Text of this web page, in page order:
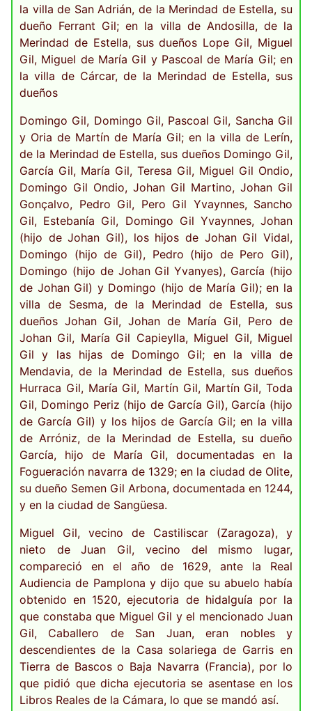
la villa de San Adrián, de la Merindad de Estella, su
dueño Ferrant Gil; en la villa de Andosilla, de la
Merindad de Estella, sus dueños Lope Gil, Miguel
Gil, Miguel de María Gil y Pascoal de María Gil; en
la villa de Cárcar, de la Merindad de Estella, sus
dueños
Domingo Gil, Domingo Gil, Pascoal Gil, Sancha Gil
y Oria de Martín de María Gil; en la villa de Lerín,
de la Merindad de Estella, sus dueños Domingo Gil,
García Gil, María Gil, Teresa Gil, Miguel Gil Ondio,
Domingo Gil Ondio, Johan Gil Martino, Johan Gil
Gonçalvo, Pedro Gil, Pero Gil Yvaynnes, Sancho
Gil, Estebanía Gil, Domingo Gil Yvaynnes, Johan
(hijo de Johan Gil), los hijos de Johan Gil Vidal,
Domingo (hijo de Gil), Pedro (hijo de Pero Gil),
Domingo (hijo de Johan Gil Yvanyes), García (hijo
de Johan Gil) y Domingo (hijo de María Gil); en la
villa de Sesma, de la Merindad de Estella, sus
dueños Johan Gil, Johan de María Gil, Pero de
Johan Gil, María Gil Capieylla, Miguel Gil, Miguel
Gil y las hijas de Domingo Gil; en la villa de
Mendavia, de la Merindad de Estella, sus dueños
Hurraca Gil, María Gil, Martín Gil, Martín Gil, Toda
Gil, Domingo Periz (hijo de García Gil), García (hijo
de García Gil) y los hijos de García Gil; en la villa
de Arróniz, de la Merindad de Estella, su dueño
García, hijo de María Gil, documentadas en la
Fogueración navarra de 1329; en la ciudad de Olite,
su dueño Semen Gil Arbona, documentada en 1244,
y en la ciudad de Sangüesa.
Miguel Gil, vecino de Castiliscar (Zaragoza), y
nieto de Juan Gil, vecino del mismo lugar,
compareció en el año de 1629, ante la Real
Audiencia de Pamplona y dijo que su abuelo había
obtenido en 1520, ejecutoria de hidalguía por la
que constaba que Miguel Gil y el mencionado Juan
Gil, Caballero de San Juan, eran nobles y
descendientes de la Casa solariega de Garris en
Tierra de Bascos o Baja Navarra (Francia), por lo
que pidió que dicha ejecutoria se asentase en los
Libros Reales de la Cámara, lo que se mandó así.